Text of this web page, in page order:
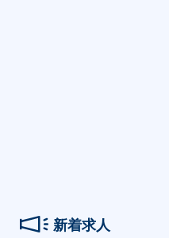
新着求人